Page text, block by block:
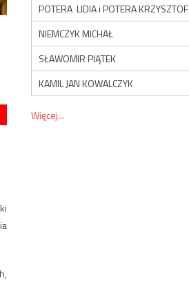
POTERA LIDIA i POTERA KRZYSZTOF
NIEMCZYK MICHAŁ
SŁAWOMIR PIĄTEK
KAMIL JAN KOWALCZYK
Więcej...